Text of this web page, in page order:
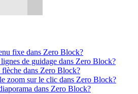
fixe dans Zero Block?
de guidage dans Zero Block?
dans Zero Block?
zoom sur le clic dans Zero Block?
dans Zero Block?